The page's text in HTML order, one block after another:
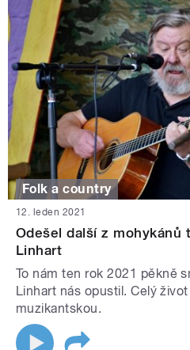
Folk a country
12. leden 2021
Odešel další z mohykánů
Linhart
To nám ten rok 2021 pěkně
Linhart nás opustil. Celý
muzikantskou.